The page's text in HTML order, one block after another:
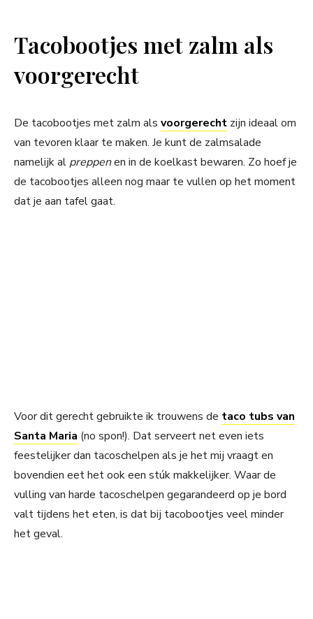
Tacobootjes met zalm als
voorgerecht
De tacobootjes met zalm als voorgerecht zijn ideaal om
van tevoren klaar te maken. Je kunt de zalmsalade
namelijk al preppenen in de koelkast bewaren. Zo hoef je
de tacobootjes alleen nog maar te vullen op het moment
dat je aan tafel gaat.
Voor dit gerecht gebruikte ik trouwens de taco tubs van
Santa Maria (no spon!). Dat serveert net even iets
feestelijker dan tacoschelpen als je het mij vraagt en
bovendien eet het ook een stúk makkelijker. Waar de
vulling van harde tacoschelpen gegarandeerd op je bord
valt tijdens het eten, is dat bij tacobootjes veel minder
het geval.